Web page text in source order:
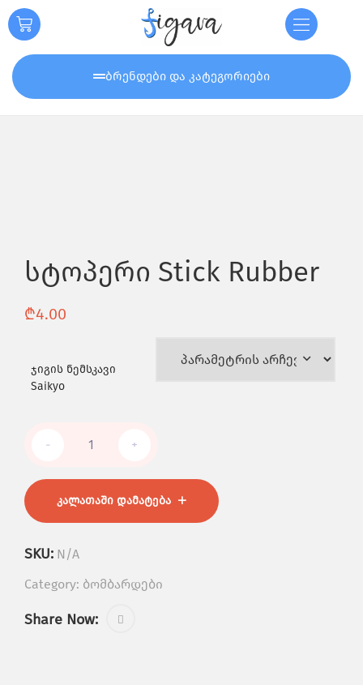
ბრენდები და კატეგორიები
სტოპერი Stick Rubber
₾4.00
ჯიგის ნემსკავი
Saikyo
- +
ᲙᲐᲚᲐᲗᲐᲨᲘ ᲓᲐᲛᲐᲢᲔᲑᲐ
SKU: N/A
Category: ბომბარდები
Share Now: